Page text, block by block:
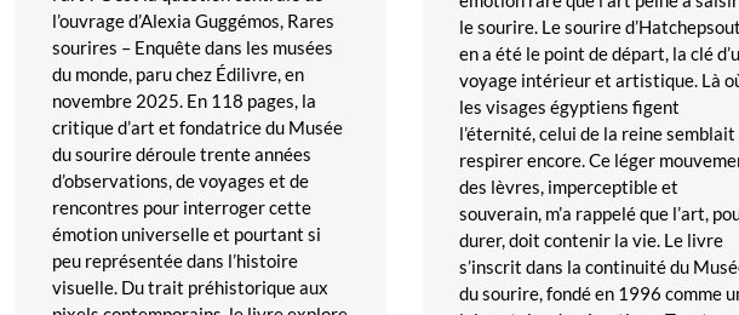
le sourire. Le sourire d’Hatchepsout
en a été le point de départ, la clé
voyage intérieur et artistique. Là
les visages égyptiens figent
l’éternité, celui de la reine semblait
respirer encore. Ce léger
des lèvres, imperceptible et
souverain, m’a rappelé que l’art,
durer, doit contenir la vie. Le livre
s’inscrit dans la continuité du
du sourire, fondé en 1996 comme
l’ouvrage d’Alexia Guggémos, Rares
sourires – Enquête dans les musées
du monde, paru chez Édilivre, en
novembre 2025. En 118 pages, la
critique d’art et fondatrice du Musée
du sourire déroule trente années
d’observations, de voyages et de
rencontres pour interroger cette
émotion universelle et pourtant si
peu représentée dans l’histoire
visuelle. Du trait préhistorique aux